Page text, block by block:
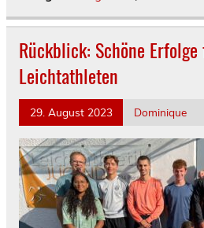
Rückblick: Schöne
Leichtathleten
29. August 2023 Dominique